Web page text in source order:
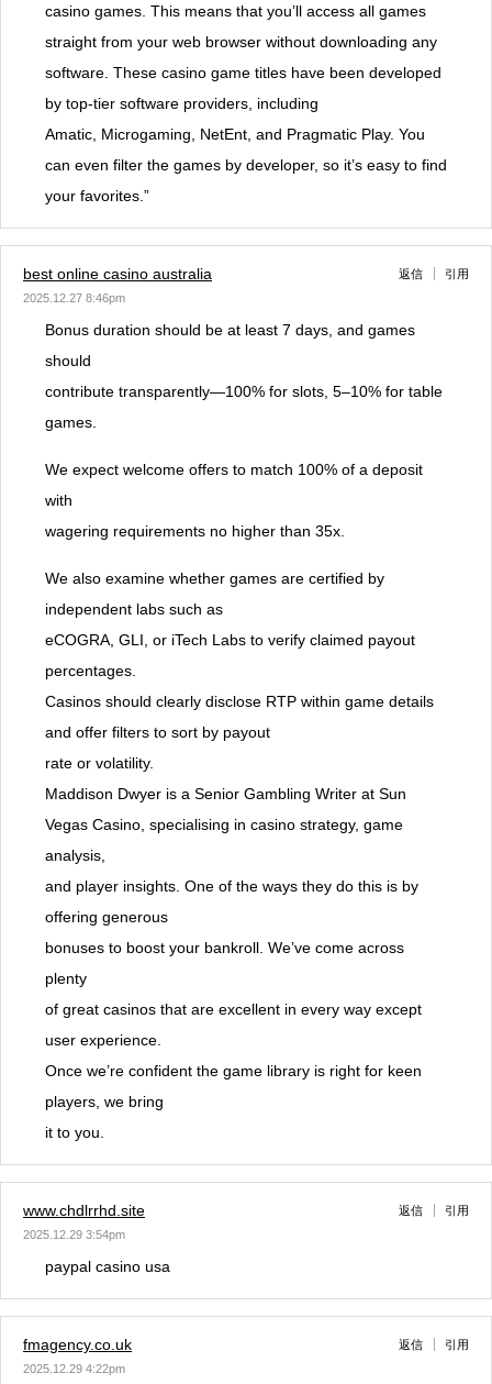
casino games. This means that you’ll access all games
straight from your web browser without downloading any
software. These casino game titles have been developed
by top-tier software providers, including
Amatic, Microgaming, NetEnt, and Pragmatic Play. You
can even filter the games by developer, so it’s easy to find
your favorites.”
best online casino australia
2025.12.27 8:46pm
返信 引用
Bonus duration should be at least 7 days, and games
should
contribute transparently—100% for slots, 5–10% for table
games.
We expect welcome offers to match 100% of a deposit
with
wagering requirements no higher than 35x.
We also examine whether games are certified by
independent labs such as
eCOGRA, GLI, or iTech Labs to verify claimed payout
percentages.
Casinos should clearly disclose RTP within game details
and offer filters to sort by payout
rate or volatility.
Maddison Dwyer is a Senior Gambling Writer at Sun
Vegas Casino, specialising in casino strategy, game
analysis,
and player insights. One of the ways they do this is by
offering generous
bonuses to boost your bankroll. We’ve come across
plenty
of great casinos that are excellent in every way except
user experience.
Once we’re confident the game library is right for keen
players, we bring
it to you.
www.chdlrrhd.site
2025.12.29 3:54pm
返信 引用
paypal casino usa
fmagency.co.uk
2025.12.29 4:22pm
返信 引用